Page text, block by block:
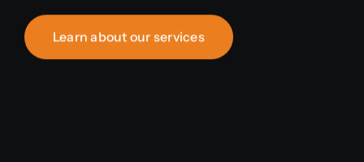
Learn about our services